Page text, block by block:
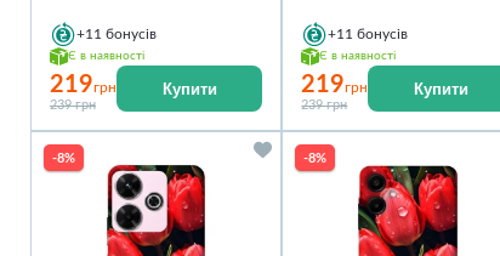
+11 бонусів
Є в наявності
219грн
239 грн
Купити
+11 бонусів
Є в наявності
219грн
239 грн
Купити
-8% -8%